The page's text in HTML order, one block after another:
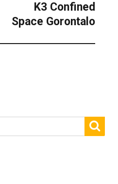
K3 Confined
Space Gorontalo